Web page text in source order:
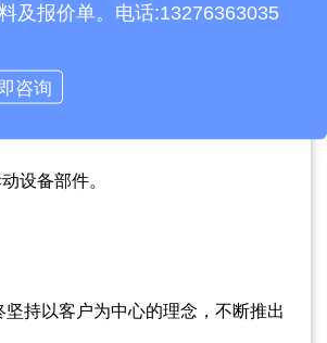
设备部件。
坚持以客户为中心的理念，不断推出
及报价单。电话:13276363035
咨询